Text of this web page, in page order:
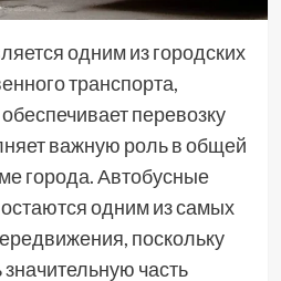
одним из городских
транспорта,
перевозку
важную роль в общей
города. Автобусные
одним из самых
поскольку
часть